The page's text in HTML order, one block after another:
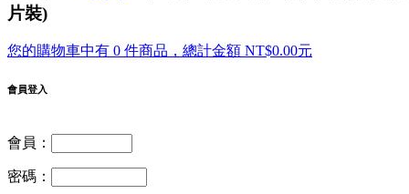
片裝)
您的購物車中有 0 件商品，總計金額 NT$0.00元
會員登入
會員：
密碼：